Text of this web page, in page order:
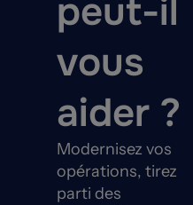
peut-il
vous
aider ?
Modernisez vos
opérations, tirez
parti des